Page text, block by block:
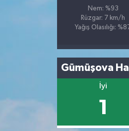
Nem: %93
Rüzgar: 7 km/h
Yağış Olasılığı:
Gümüşova
İyi
1